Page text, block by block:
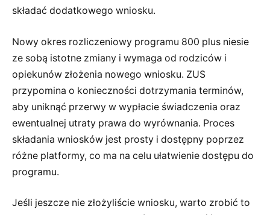
składać dodatkowego wniosku.
Nowy okres rozliczeniowy programu 800 plus niesie
ze sobą istotne zmiany i wymaga od rodziców i
opiekunów złożenia nowego wniosku. ZUS
przypomina o konieczności dotrzymania terminów,
aby uniknąć przerwy w wypłacie świadczenia oraz
ewentualnej utraty prawa do wyrównania. Proces
składania wniosków jest prosty i dostępny poprzez
różne platformy, co ma na celu ułatwienie dostępu do
programu.
Jeśli jeszcze nie złożyliście wniosku, warto zrobić to